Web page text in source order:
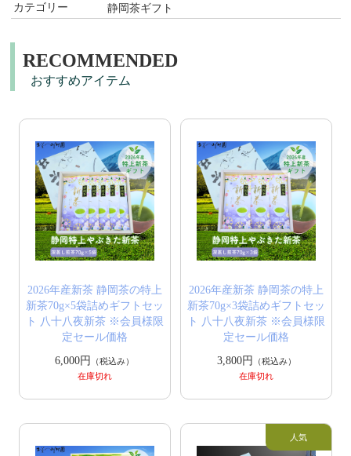
カテゴリー 静岡茶ギフト
RECOMMENDED
おすすめアイテム
2026年産新茶 静岡茶の特上
新茶70g×5袋詰めギフトセッ
ト 八十八夜新茶 ※会員様限
定セール価格
6,000円
（税込み）
在庫切れ
2026年産新茶 静岡茶の特上
新茶70g×3袋詰めギフトセッ
ト 八十八夜新茶 ※会員様限
定セール価格
3,800円
（税込み）
在庫切れ